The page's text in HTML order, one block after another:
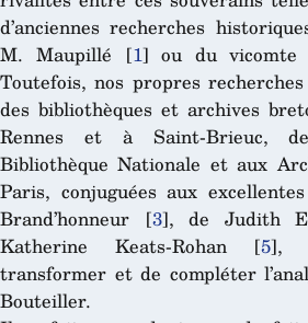
d’anciennes recherches
M. Maupillé [1] ou du vicomte
Toutefois, nos propres
des bibliothèques et archives
Rennes et à Saint-Brieuc,
Bibliothèque Nationale et aux
Paris, conjuguées aux
Brand’honneur [3], de Judith
Katherine Keats-Rohan[5],
transformer et de compléter
Bouteiller.